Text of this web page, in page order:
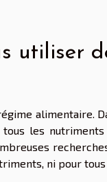
utiliser
alimentaire.
les nutriments
ni pour